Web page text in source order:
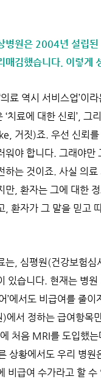
병원은 2004년 설립된
매김했습니다. 이렇게
의료 역시 서비스업’이
‘치료에 대한 신뢰’, 그
거짓)죠. 우선 신뢰
워야 합니다. 그래야만
하는 것이죠. 사실 의
만, 환자는 그에 대한
, 환자가 그 말을 믿고
는, 심평원(건강보험심
있습니다. 현재는 병
’에서도 비급여를 줄
)에서 정하는 급여항목
처음 MRI를 도입했는
상황에서도 우리 병원
비급여 수가라고 할 수